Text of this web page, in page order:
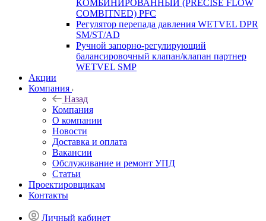
КОМБИНИРОВАННЫЙ (PRECISE FLOW
COMBIТNED) PFC
Регулятор перепада давления WETVEL DPR
SM/ST/AD
Ручной запорно-регулирующий
балансировочный клапан/клапан партнер
WETVEL SMP
Акции
Компания
Назад
Компания
О компании
Новости
Доставка и оплата
Вакансии
Обслуживание и ремонт УПД
Статьи
Проектировщикам
Контакты
Личный кабинет